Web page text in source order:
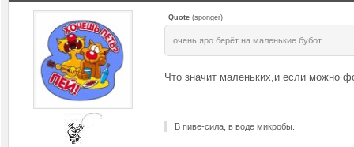
Quote (sponger)
очень яро берёт на маленькие бубот.
Что значит маленьких,и если можно
В пиве-сила, в воде микробы.